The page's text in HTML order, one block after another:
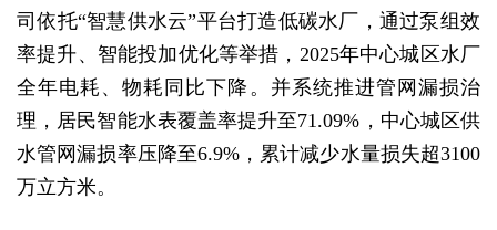
司依托“智慧供水云”平台打造低碳水厂，通过泵组效
率提升、智能投加优化等举措，2025年中心城区水厂
全年电耗、物耗同比下降。并系统推进管网漏损治
理，居民智能水表覆盖率提升至71.09%，中心城区供
水管网漏损率压降至6.9%，累计减少水量损失超3100
万立方米。